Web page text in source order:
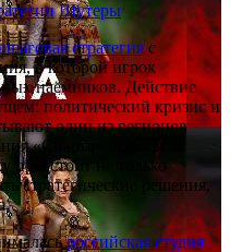
Шутеры
стратегияс
в которой игрок
наёмников. Действие
политический кризис и
один из регионов
«Спарта» берётся за
предстоит не только
стратегические решения,
российская студия